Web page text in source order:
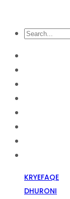
KRYEFAQE
DHURONI